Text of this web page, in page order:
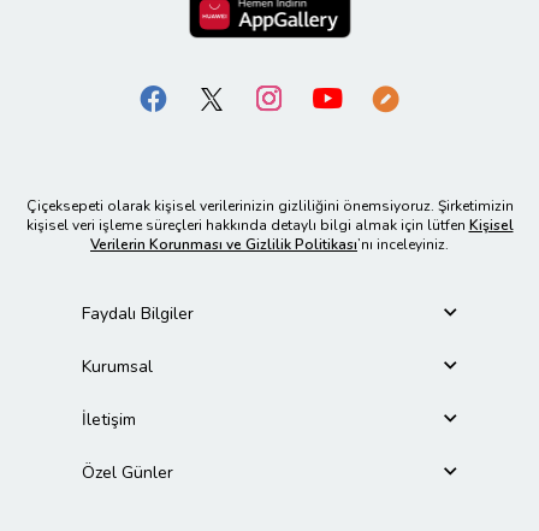
Çiçeksepeti olarak kişisel verilerinizin gizliliğini önemsiyoruz. Şirketimizin
kişisel veri işleme süreçleri hakkında detaylı bilgi almak için lütfen Kişisel
Verilerin Korunması ve Gizlilik Politikası’nı inceleyiniz.
Faydalı Bilgiler
Kurumsal
İletişim
Özel Günler